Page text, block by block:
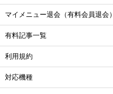
マイメニュー退会（有料会員退会）
有料記事一覧
利用規約
対応機種